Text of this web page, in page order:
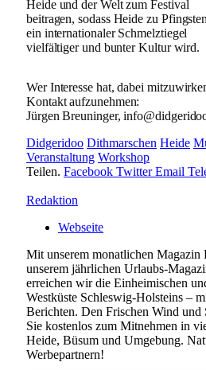
Heide und der Welt zum Festival
beitragen, sodass Heide zu Pfingsten
ein internationaler Schmelztiegel
vielfältiger und bunter Kultur wird.
Wer Interesse hat, dabei
Kontakt aufzunehmen:
Jürgen Breuninger,
Didgeridoo Dithmarschen Heide
Veranstaltung Workshop
Teilen. Facebook Twitter Email
Redaktion
Webseite
Mit unserem monatlichen Magazin
unserem jährlichen Urlaubs-
erreichen wir die Einheimischen
Westküste Schleswig-Holsteins –
Berichten. Den Frischen Wind
Sie kostenlos zum Mitnehmen in
Heide, Büsum und Umgebung.
Werbepartnern!